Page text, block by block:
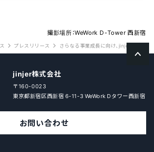
プレスリリース さらなる事業成長に向け、jinjerのCMO
撮影場所：WeWork D-Tower 西新宿
jinjer株式会社
〒160-0023
東京都新宿区西新宿 6-11-3 WeWork Dタワー西新宿
お問い合わせ